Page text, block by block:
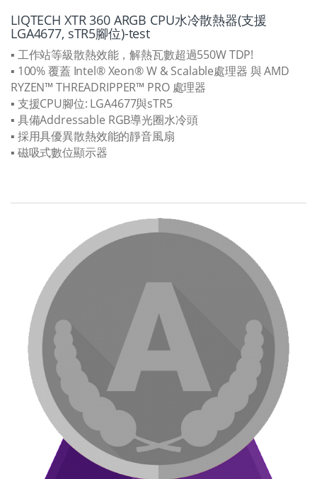
LIQTECH XTR 360 ARGB CPU水冷散熱器(支援
LGA4677, sTR5腳位)-test
▪ 工作站等級散熱效能，解熱瓦數超過550W TDP!
▪ 100% 覆蓋 Intel® Xeon® W & Scalable處理器 與 AMD
RYZEN™ THREADRIPPER™ PRO 處理器
▪ 支援CPU腳位: LGA4677與sTR5
▪ 具備Addressable RGB導光圈水冷頭
▪ 採用具優異散熱效能的靜音風扇
▪ 磁吸式數位顯示器